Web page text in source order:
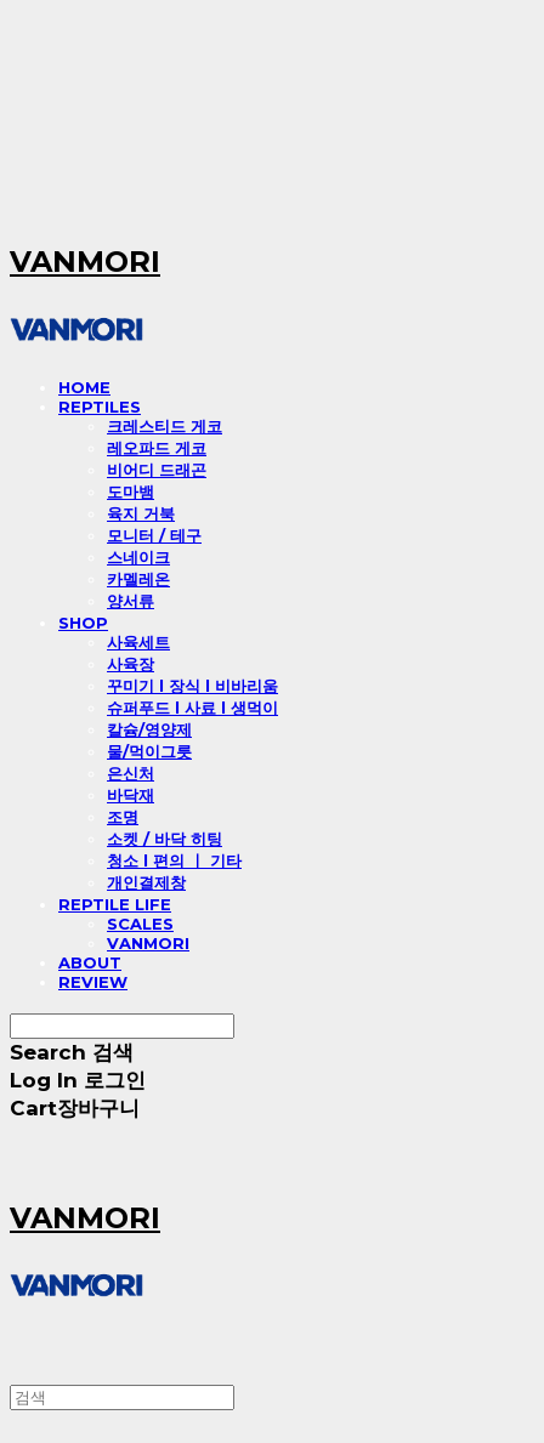
VANMORI
HOME
REPTILES
크레스티드 게코
레오파드 게코
비어디 드래곤
도마뱀
육지 거북
모니터 / 테구
스네이크
카멜레온
양서류
SHOP
사육세트
사육장
꾸미기 l 장식 l 비바리움
슈퍼푸드 l 사료 l 생먹이
칼슘/영양제
물/먹이그릇
은신처
바닥재
조명
소켓 / 바닥 히팅
청소 l 편의 ㅣ 기타
개인결제창
REPTILE LIFE
SCALES
VANMORI
ABOUT
REVIEW
Search 검색
Log In 로그인
Cart장바구니
VANMORI